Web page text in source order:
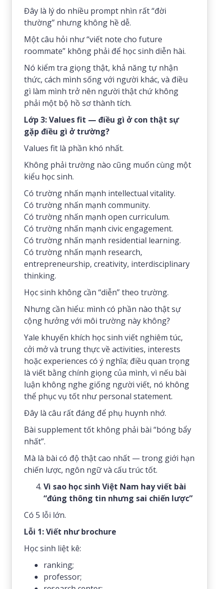
Đây là lý do nhiều prompt nhìn rất “đời
thường” nhưng không hề dễ.
Một câu hỏi như “viết note cho future
roommate” không phải để học sinh diễn hài.
Nó kiểm tra giọng thật, khả năng tự nhận
thức, cách mình sống với người khác, và điều
gì làm mình trở nên người thật chứ không
phải một bộ hồ sơ thành tích.
Lớp 3: Values fit — điều gì ở con thật sự
gặp điều gì ở trường?
Values fit là phần khó nhất.
Không phải trường nào cũng muốn cùng một
kiểu học sinh.
Có trường nhấn mạnh intellectual vitality.
Có trường nhấn mạnh community.
Có trường nhấn mạnh open curriculum.
Có trường nhấn mạnh civic engagement.
Có trường nhấn mạnh residential learning.
Có trường nhấn mạnh research,
entrepreneurship, creativity, interdisciplinary
thinking.
Học sinh không cần “diễn” theo trường.
Nhưng cần hiểu: mình có phần nào thật sự
cộng hưởng với môi trường này không?
Yale khuyến khích học sinh viết nghiêm túc,
cởi mở và trung thực về activities, interests
hoặc experiences có ý nghĩa; điều quan trọng
là viết bằng chính giọng của mình, vì nếu bài
luận không nghe giống người viết, nó không
thể phục vụ tốt như personal statement.
Đây là câu rất đáng để phụ huynh nhớ.
Bài supplement tốt không phải bài “bóng bẩy
nhất”.
Mà là bài có độ thật cao nhất — trong giới hạn
chiến lược, ngôn ngữ và cấu trúc tốt.
Vì sao học sinh Việt Nam hay viết bài
“đúng thông tin nhưng sai chiến lược”
Có 5 lỗi lớn.
Lỗi 1: Viết như brochure
Học sinh liệt kê:
ranking;
professor;